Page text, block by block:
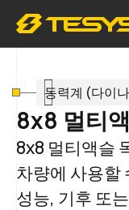
동력계 (다이
8x8 멀티
8x8 멀티액슬
차량에 사용할
성능, 기후 또